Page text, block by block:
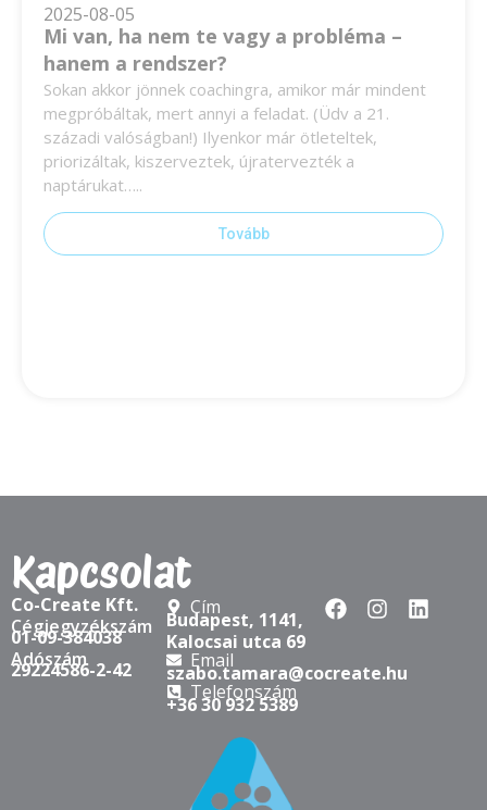
2025-08-05
Mi van, ha nem te vagy a probléma –
hanem a rendszer?
Sokan akkor jönnek coachingra, amikor már mindent
megpróbáltak, mert annyi a feladat. (Üdv a 21.
századi valóságban!) Ilyenkor már ötleteltek,
priorizáltak, kiszerveztek, újratervezték a
naptárukat…..
Tovább
Az igazi agilitás belül kezdődik – és
coachként folytatódik
Agile coach vagy scrum master vagy? Évről évre
egyre több agilis coach és scrum master iratkozik be